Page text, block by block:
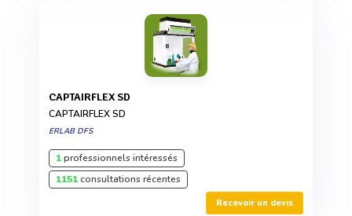
CAPTAIRFLEX SD
CAPTAIRFLEX SD
ERLAB DFS
1professionnels intéressés
1151consultations récentes
Recevoir un devis